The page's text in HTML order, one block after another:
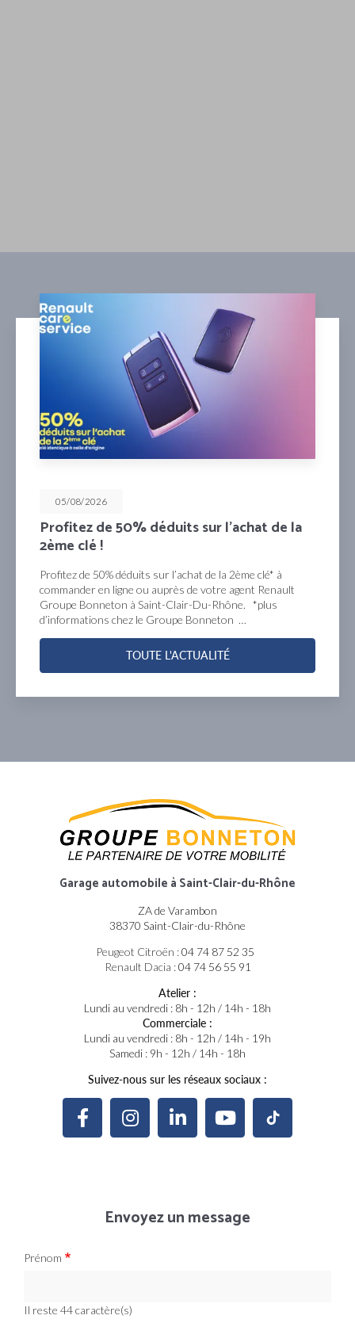
05/08/2026
Profitez de 50% déduits sur l’achat de la
2ème clé !
Profitez de 50% déduits sur l’achat de la 2ème clé* à
commander en ligne ou auprès de votre agent Renault
Groupe Bonneton à Saint-Clair-Du-Rhône. *plus
d’informations chez le Groupe Bonneton …
TOUTE L'ACTUALITÉ
Garage automobile à Saint-Clair-du-Rhône
ZA de Varambon
38370 Saint-Clair-du-Rhône
Peugeot Citroën :04 74 87 52 35
Renault Dacia :04 74 56 55 91
Atelier :
Lundi au vendredi : 8h - 12h / 14h - 18h
Commerciale :
Lundi au vendredi : 8h - 12h / 14h - 19h
Samedi : 9h - 12h / 14h - 18h
Suivez-nous sur les réseaux sociaux :
Envoyez un message
Prénom
Il reste 44caractère(s)